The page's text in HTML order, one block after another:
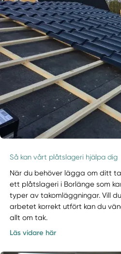
Så kan vårt plåtslageri hjälpa dig
När du behöver lägga om ditt
ett plåtslageri i Borlänge som
typer av takomläggningar. Vill
arbetet korrekt utfört kan du
allt om tak.
Läs vidare här